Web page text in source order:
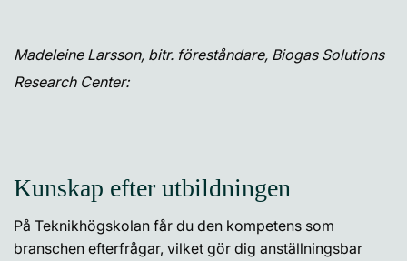
Madeleine Larsson, bitr. föreståndare, Biogas Solutions
Research Center:
Kunskap efter utbildningen
På Teknikhögskolan får du den kompetens som
branschen efterfrågar, vilket gör dig anställningsbar